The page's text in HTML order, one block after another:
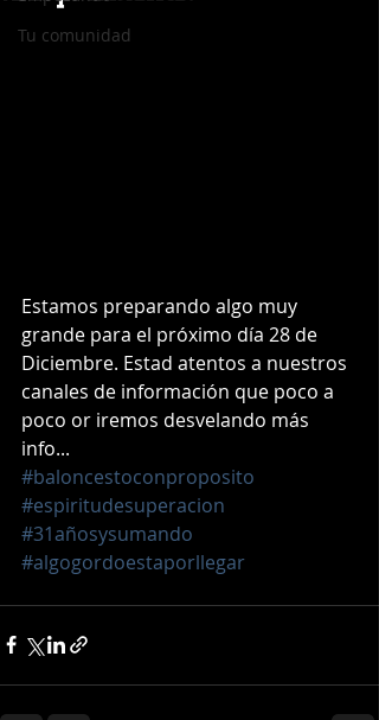
Tu comunidad
Estamos preparando algo muy
grande para el próximo día 28 de
Diciembre. Estad atentos a nuestros
canales de información que poco a
poco or iremos desvelando más
info...
#baloncestoconproposito
#espiritudesuperacion
#31añosysumando
#algogordoestaporllegar